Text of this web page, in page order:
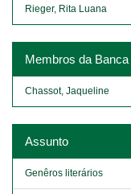
Rieger, Rita Luana
Membros da Banca
Chassot, Jaqueline
Assunto
Genêros literários